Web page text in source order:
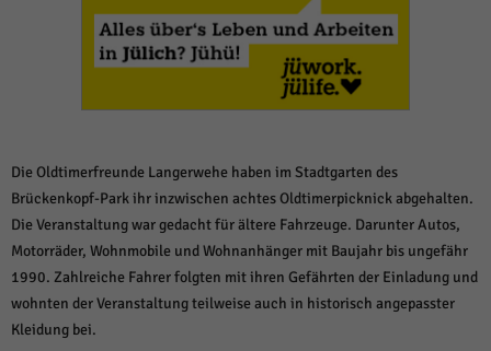
Die Oldtimerfreunde Langerwehe haben im Stadtgarten des
Brückenkopf-Park ihr inzwischen achtes Oldtimerpicknick abgehalten.
Die Veranstaltung war gedacht für ältere Fahrzeuge. Darunter Autos,
Motorräder, Wohnmobile und Wohnanhänger mit Baujahr bis ungefähr
1990. Zahlreiche Fahrer folgten mit ihren Gefährten der Einladung und
wohnten der Veranstaltung teilweise auch in historisch angepasster
Kleidung bei.
Alle akzeptieren Speichern und weiter
Zurück
Essenzielle Cookies ermöglichen grundlegende Funktionen und sind für die
einwandfreie Funktion der Website erforderlich.
Statistiken (1)
Statistik Cookies erfassen Informationen anonym. Diese Informationen helfen
uns zu verstehen, wie unsere Besucher unsere Website nutzen.